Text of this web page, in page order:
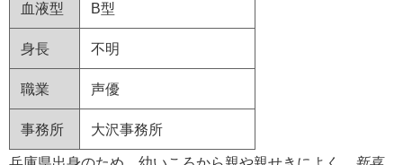
血液型 B型
身長 不明
職業 声優
事務所 大沢事務所